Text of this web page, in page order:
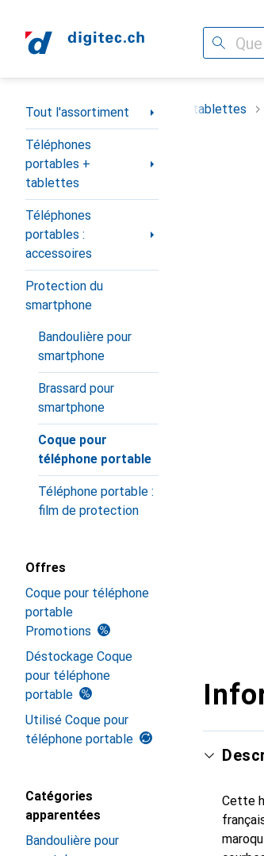
Recherche
Navigation par catégorie
Tout l'assortiment
Téléphones
portables +
tablettes
Téléphones
portables :
accessoires
Protection du
smartphone
Bandoulière pour
smartphone
Brassard pour
smartphone
Coque pour
téléphone portable
Téléphone portable :
film de protection
Offres
Coque pour téléphone
portable
Promotions
Déstockage Coque
pour téléphone
portable
Utilisé Coque pour
téléphone portable
Catégories
apparentées
Bandoulière pour
Téléphones portables + tablettes
Cette